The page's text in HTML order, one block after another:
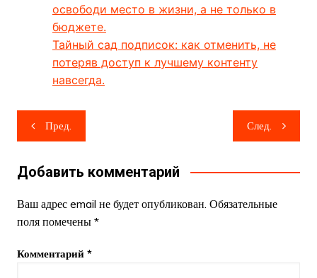
освободи место в жизни, а не только в
бюджете.
Тайный сад подписок: как отменить, не
потеряв доступ к лучшему контенту
навсегда.
Навигация
по
записям
Пред. След.
Добавить комментарий
Ваш адрес email не будет опубликован. Обязательные
поля помечены *
Комментарий *